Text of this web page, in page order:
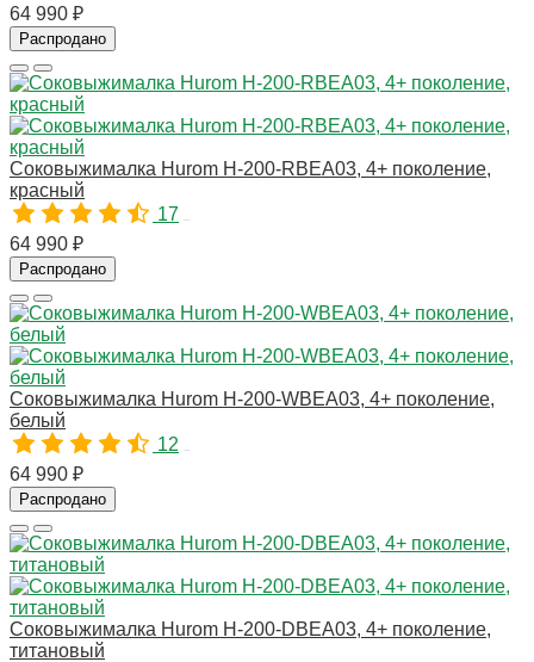
64 990 ₽
Распродано
Соковыжималка Hurom H-200-RBEA03, 4+ поколение,
красный
17
64 990 ₽
Распродано
Соковыжималка Hurom H-200-WBEA03, 4+ поколение,
белый
12
64 990 ₽
Распродано
Соковыжималка Hurom H-200-DBEA03, 4+ поколение,
титановый